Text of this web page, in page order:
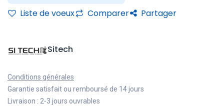
Liste de voeux Comparer Partager
Sitech
Conditions générales
Garantie satisfait ou remboursé de 14 jours
Livraison : 2-3 jours ouvrables